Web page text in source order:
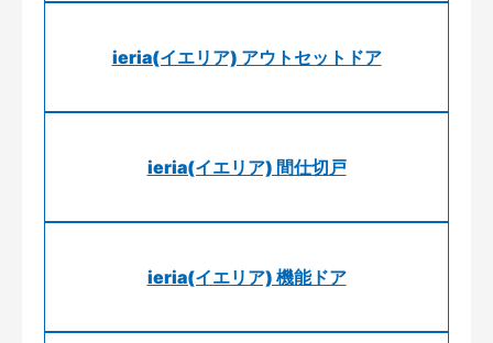
ieria(イエリア) アウトセットドア
ieria(イエリア) 間仕切戸
ieria(イエリア) 機能ドア